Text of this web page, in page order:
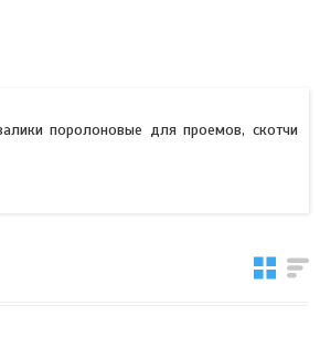
поролоновые для проемов, скотчи